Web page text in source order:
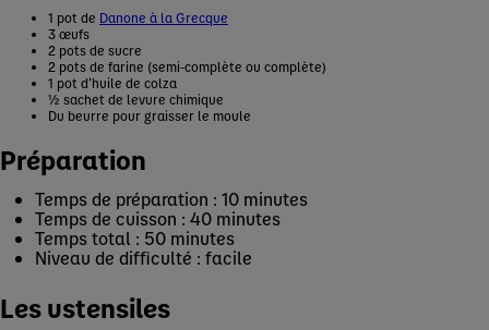
1 pot de Danone à la Grecque
3 œufs
2 pots de sucre
2 pots de farine (semi-complète ou complète)
1 pot d’huile de colza
½ sachet de levure chimique
Du beurre pour graisser le moule
Préparation
Temps de préparation : 10 minutes
Temps de cuisson : 40 minutes
Temps total : 50 minutes
Niveau de difficulté : facile
Les ustensiles